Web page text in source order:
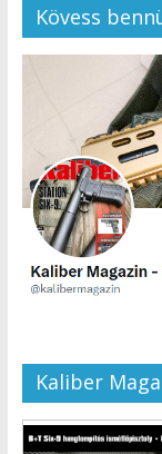
Kövess
Kaliber